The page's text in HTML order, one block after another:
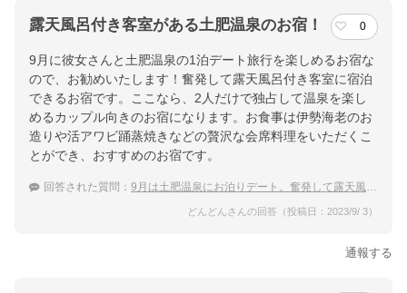
露天風呂付き客室がある土肥温泉のお宿！ 0
9月に彼女さんと土肥温泉の1泊デート旅行を楽しめるお宿な
ので、お勧めいたします！奮発して露天風呂付き客室に宿泊
できるお宿です。ここなら、2人だけで独占して温泉を楽し
めるカップル向きのお宿になります。お食事は伊勢海老のお
造りや活アワビ踊蒸焼きなどの贅沢な会席料理をいただくこ
とができ、おすすめのお宿です。
回答された質問： 9月は土肥温泉にお泊りデート。奮発して露天風呂付き客室の宿に泊まりたい！
どんどんさんの回答（投稿日：2023/9/ 3）
通報する